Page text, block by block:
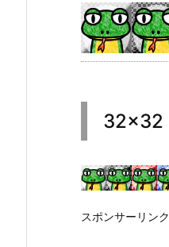
32×32
スポンサーリンク